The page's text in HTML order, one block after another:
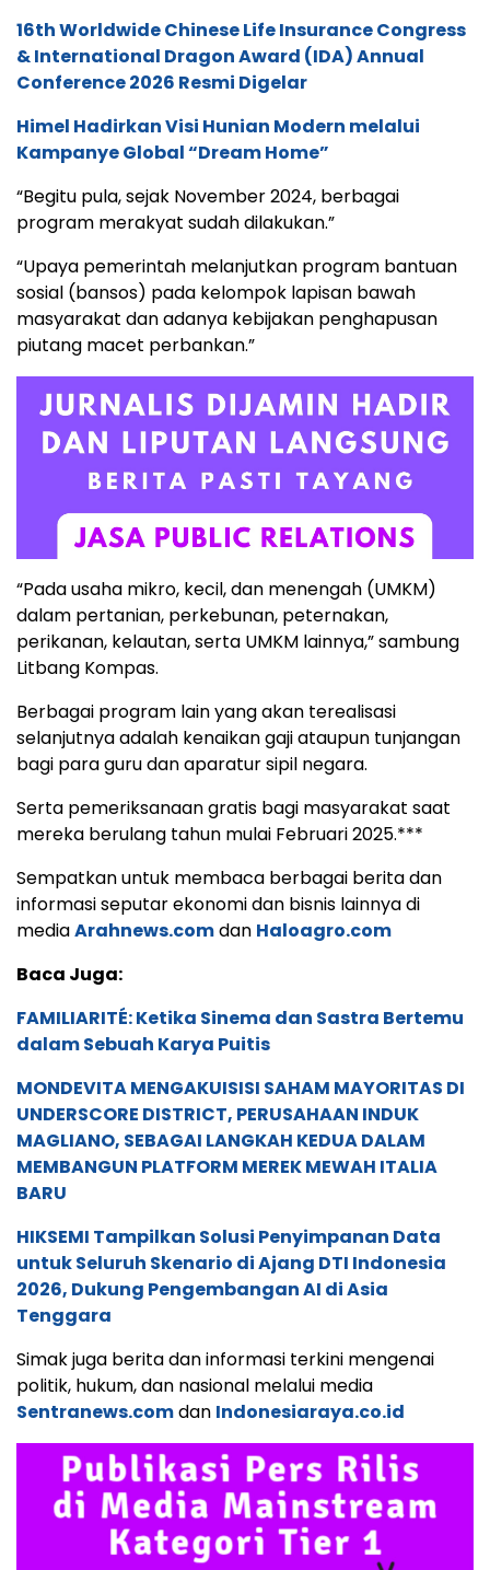
16th Worldwide Chinese Life Insurance Congress
& International Dragon Award (IDA) Annual
Conference 2026 Resmi Digelar
Himel Hadirkan Visi Hunian Modern melalui
Kampanye Global “Dream Home”
“Begitu pula, sejak November 2024, berbagai
program merakyat sudah dilakukan.”
“Upaya pemerintah melanjutkan program bantuan
sosial (bansos) pada kelompok lapisan bawah
masyarakat dan adanya kebijakan penghapusan
piutang macet perbankan.”
“Pada usaha mikro, kecil, dan menengah (UMKM)
dalam pertanian, perkebunan, peternakan,
perikanan, kelautan, serta UMKM lainnya,” sambung
Litbang Kompas.
Berbagai program lain yang akan terealisasi
selanjutnya adalah kenaikan gaji ataupun tunjangan
bagi para guru dan aparatur sipil negara.
Serta pemeriksanaan gratis bagi masyarakat saat
mereka berulang tahun mulai Februari 2025.***
Sempatkan untuk membaca berbagai berita dan
informasi seputar ekonomi dan bisnis lainnya di
mediaArahnews.comdan Haloagro.com
Baca Juga:
FAMILIARITÉ: Ketika Sinema dan Sastra Bertemu
dalam Sebuah Karya Puitis
MONDEVITA MENGAKUISISI SAHAM MAYORITAS DI
UNDERSCORE DISTRICT, PERUSAHAAN INDUK
MAGLIANO, SEBAGAI LANGKAH KEDUA DALAM
MEMBANGUN PLATFORM MEREK MEWAH ITALIA
BARU
HIKSEMI Tampilkan Solusi Penyimpanan Data
untuk Seluruh Skenario di Ajang DTI Indonesia
2026, Dukung Pengembangan AI di Asia
Tenggara
Simak juga berita dan informasi terkini mengenai
politik, hukum, dan nasional melalui media
Sentranews.comdan Indonesiaraya.co.id